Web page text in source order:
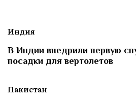
Индия
В Индии внедрили первую
посадки для вертолетов
Пакистан